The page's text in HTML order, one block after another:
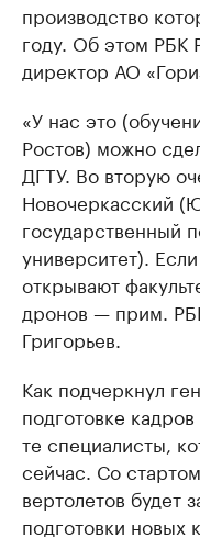
производство
году. Об этом РБК
директор АО
«У нас это
Ростов) можно
ДГТУ. Во вторую
Новочеркасский
государственный
университет).
открывают
дронов — прим.
Григорьев.
Как подчеркнул
подготовке
те специалисты,
сейчас. Со
вертолетов будет
подготовки новых